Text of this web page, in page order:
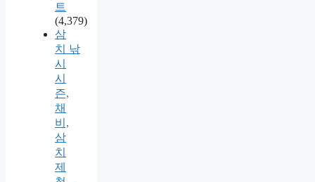
트
(4,379)
삼
치 낚
시
시
즌,
채
비,
삼
치
제